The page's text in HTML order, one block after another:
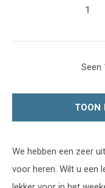
1
Seen
TOON
We hebben een zeer
voor heren. Wilt u een